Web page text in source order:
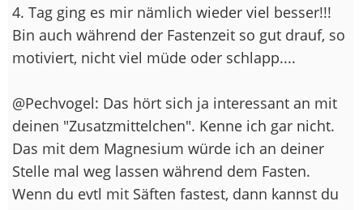
4. Tag ging es mir nämlich wieder viel besser!!!
Bin auch während der Fastenzeit so gut drauf, so
motiviert, nicht viel müde oder schlapp....
@Pechvogel: Das hört sich ja interessant an mit
deinen "Zusatzmittelchen". Kenne ich gar nicht.
Das mit dem Magnesium würde ich an deiner
Stelle mal weg lassen während dem Fasten.
Wenn du evtl mit Säften fastest, dann kannst du